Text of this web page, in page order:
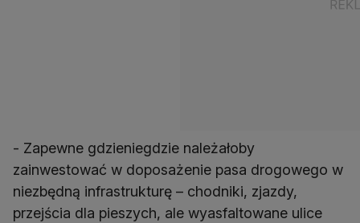
- Zapewne gdzieniegdzie należałoby
zainwestować w doposażenie pasa drogowego w
niezbędną infrastrukturę – chodniki, zjazdy,
przejścia dla pieszych, ale wyasfaltowane ulice